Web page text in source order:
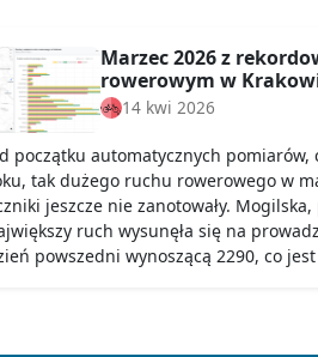
Marzec 2026 z
rowerowym w
14 kwi 2026
początku automatycznych pomiarów,
tak dużego ruchu rowerowego w
jeszcze nie zanotowały.
ruch wysunęła się na
powszedni wynoszącą 2290, co